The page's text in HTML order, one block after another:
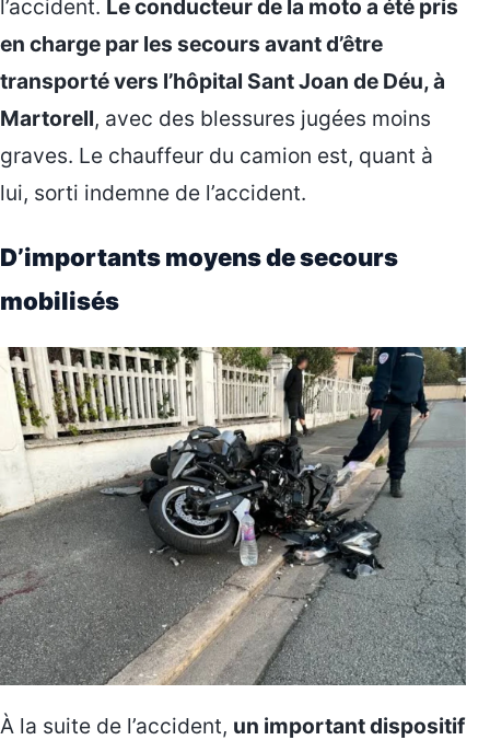
l’accident. Le conducteur de la moto a été pris
en charge par les secours avant d’être
transporté vers l’hôpital Sant Joan de Déu, à
Martorell, avec des blessures jugées moins
graves. Le chauffeur du camion est, quant à
lui, sorti indemne de l’accident.
D’importants moyens de secours
mobilisés
À la suite de l’accident, un important dispositif